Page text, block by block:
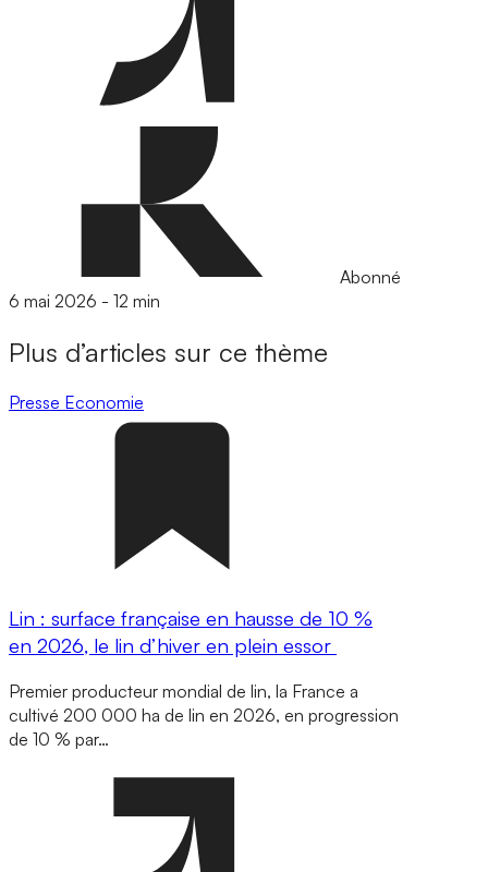
Abonné
6 mai 2026 - 12 min
Plus d’articles sur ce thème
Presse Economie
Lin : surface française en hausse de 10 %
en 2026, le lin d’hiver en plein essor
Premier producteur mondial de lin, la France a
cultivé 200 000 ha de lin en 2026, en progression
de 10 % par…